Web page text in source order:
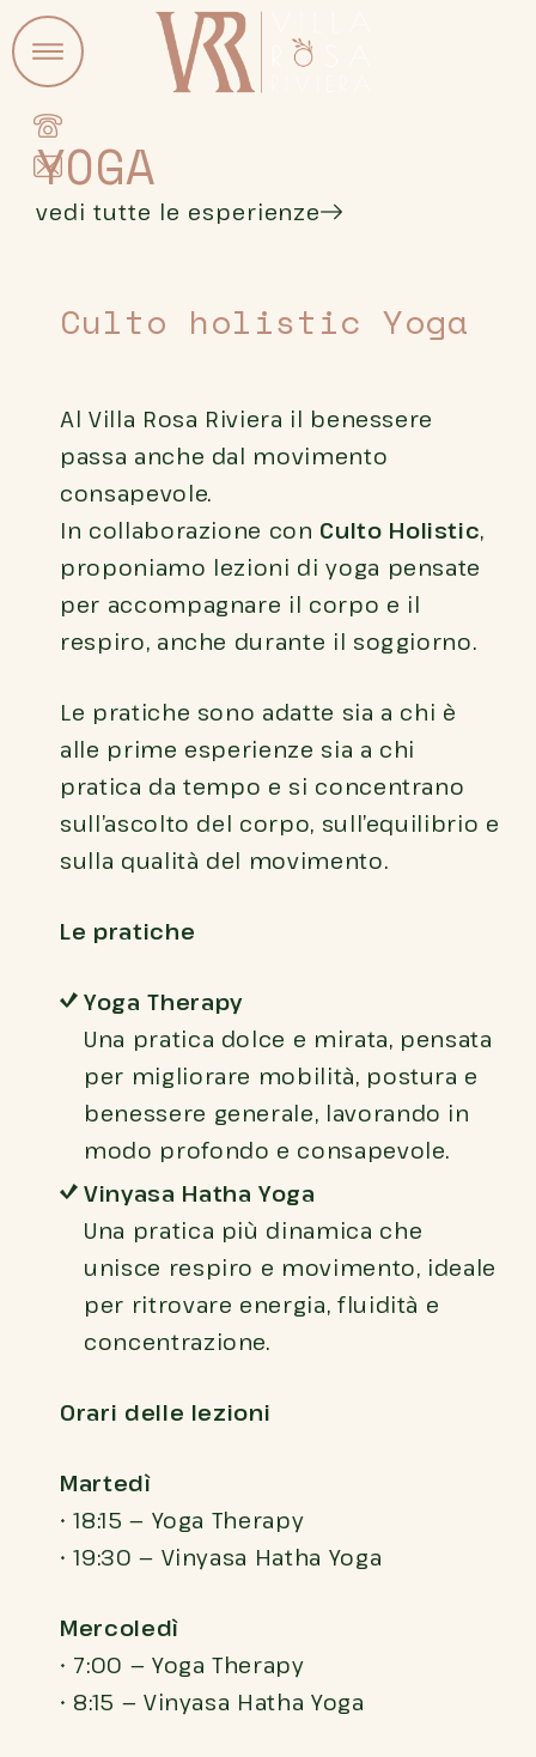
YOGA
vedi tutte le esperienze
Culto holistic Yoga
Al Villa Rosa Riviera il benessere
passa anche dal movimento
consapevole.
In collaborazione con Culto Holistic,
proponiamo lezioni di yoga pensate
per accompagnare il corpo e il
respiro, anche durante il soggiorno.
Le pratiche sono adatte sia a chi è
alle prime esperienze sia a chi
pratica da tempo e si concentrano
sull’ascolto del corpo, sull’equilibrio e
sulla qualità del movimento.
Le pratiche
Yoga Therapy
Una pratica dolce e mirata, pensata
per migliorare mobilità, postura e
benessere generale, lavorando in
modo profondo e consapevole.
Vinyasa Hatha Yoga
Una pratica più dinamica che
unisce respiro e movimento, ideale
per ritrovare energia, fluidità e
concentrazione.
Orari delle lezioni
Martedì
• 18:15 — Yoga Therapy
• 19:30 — Vinyasa Hatha Yoga
Mercoledì
• 7:00 — Yoga Therapy
• 8:15 — Vinyasa Hatha Yoga